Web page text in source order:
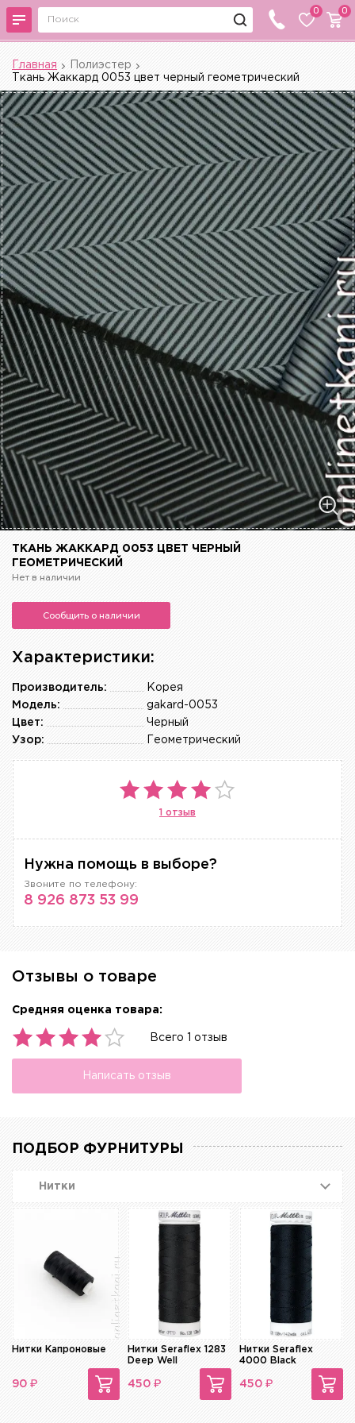
0 0
Главная
Полиэстер
Ткань Жаккард 0053 цвет черный геометрический
ТКАНЬ ЖАККАРД 0053 ЦВЕТ ЧЕРНЫЙ
ГЕОМЕТРИЧЕСКИЙ
Нет в наличии
Сообщить о наличии
Характеристики:
Корея
Производитель:
gakard-0053
Модель:
Черный
Цвет:
Геометрический
Узор:
1 отзыв
Нужна помощь в выборе?
Звоните по телефону:
8 926 873 53 99
Отзывы о товаре
Средняя оценка товара:
Всего 1 отзыв
Написать отзыв
ПОДБОР ФУРНИТУРЫ
Нитки
Нитки Капроновые
90 ₽
Нитки Seraflex 1283
Deep Well
450 ₽
Нитки Seraflex
4000 Black
450 ₽